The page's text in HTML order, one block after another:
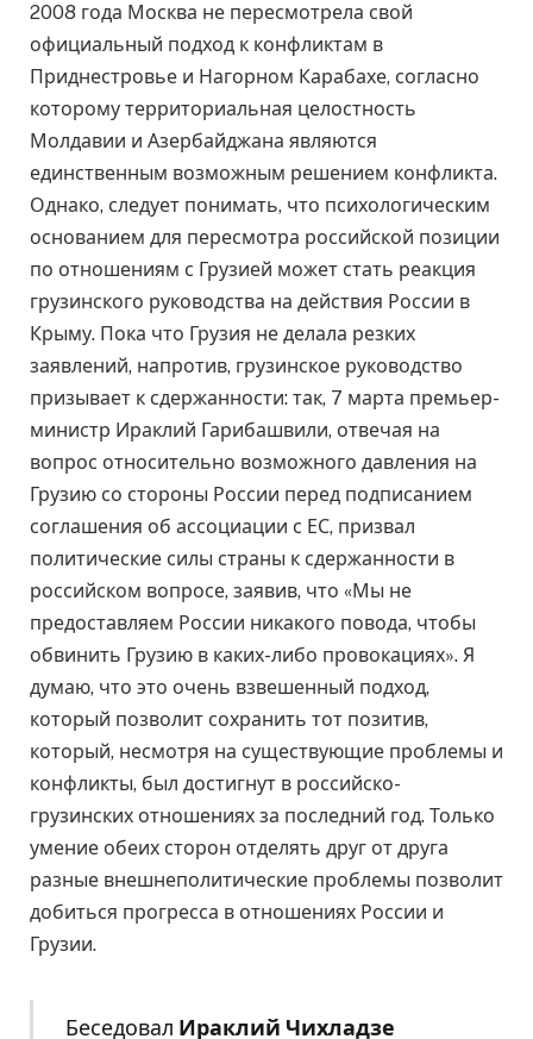
2008 года Москва не пересмотрела свой
официальный подход к конфликтам в
Приднестровье и Нагорном Карабахе, согласно
которому территориальная целостность
Молдавии и Азербайджана являются
единственным возможным решением конфликта.
Однако, следует понимать, что психологическим
основанием для пересмотра российской позиции
по отношениям с Грузией может стать реакция
грузинского руководства на действия России в
Крыму. Пока что Грузия не делала резких
заявлений, напротив, грузинское руководство
призывает к сдержанности: так, 7 марта премьер-
министр Ираклий Гарибашвили, отвечая на
вопрос относительно возможного давления на
Грузию со стороны России перед подписанием
соглашения об ассоциации с ЕС, призвал
политические силы страны к сдержанности в
российском вопросе, заявив, что «Мы не
предоставляем России никакого повода, чтобы
обвинить Грузию в каких-либо провокациях». Я
думаю, что это очень взвешенный подход,
который позволит сохранить тот позитив,
который, несмотря на существующие проблемы и
конфликты, был достигнут в российско-
грузинских отношениях за последний год. Только
умение обеих сторон отделять друг от друга
разные внешнеполитические проблемы позволит
добиться прогресса в отношениях России и
Грузии.
Беседовал Ираклий Чихладзе